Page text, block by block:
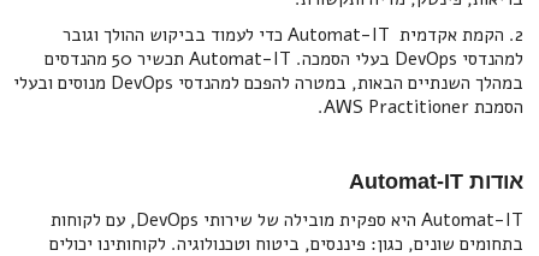
2. הקמת אקדמית Automat-IT כדי לעמוד בביקוש ההולך וגובר
למהנדסי DevOps בעלי הסמכה. Automat-IT תכשיר 50 מהנדסים
במהלך השנתיים הבאות, במטרה להפכם למהנדסי DevOps מנוסים ובעלי
הסמכת AWS Practitioner.
אודות Automat-IT
Automat-IT היא ספקית מובילה של שירותי DevOps, עם לקוחות
בתחומים שונים, כגון: פיננסים, ביטוח וטכנולוגיה. לקוחותינו יכולים